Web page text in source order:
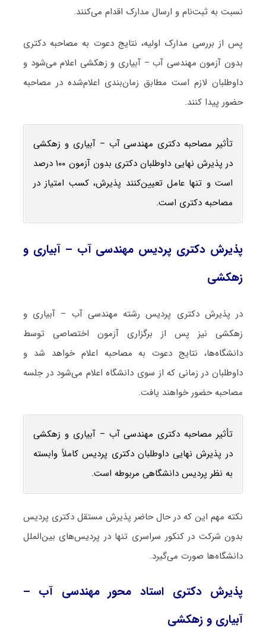
نسبت به ثبت‌نام و ارسال مدارک اقدام می‌کنند.
پس از بررسی مدارک اولیه، نتایج دعوت به مصاحبه دکتری
بدون آزمون مهندسی آب – آبیاری و زهکشی اعلام می‌شود و
داوطلبان لازم است مطابق زمان‌بندی اعلام‌شده در مصاحبه
حضور پیدا کنند.
تأثیر مصاحبه دکتری مهندسی آب – آبیاری و زهکشی
در پذیرش نهایی داوطلبان دکتری بدون آزمون ۱۰۰ درصد
است و تنها عامل تعیین‌کنند پذیرش، کسب امتیاز در
مصاحبه دکتری است.
پذیرش دکتری پردیس مهندسی آب – آبیاری و
زهکشی
در پذیرش دکتری پردیس رشته مهندسی آب – آبیاری و
زهکشی نیز پس از برگزاری آزمون اختصاصی توسط
دانشگاه‌ها، نتایج دعوت به مصاحبه اعلام خواهد شد و
داوطلبان در زمانی که از سوی دانشگاه اعلام می‌شود در جلسه
مصاحبه حضور خواهند یافت.
تأثیر مصاحبه دکتری مهندسی آب – آبیاری و زهکشی
در پذیرش نهایی داوطلبان دکتری پردیس کاملاً وابسته
به نظر پردیس دانشگاهی مربوطه است.
نکته مهم این که در حال حاضر پذیرش مستقل دکتری پردیس
بدون شرکت در کنکور سراسری تنها در پردیس‌های بین‌الملل
دانشگاه‌ها صورت می‌گیرد.
پذیرش دکتری استاد محور مهندسی آب –
آبیاری و زهکشی